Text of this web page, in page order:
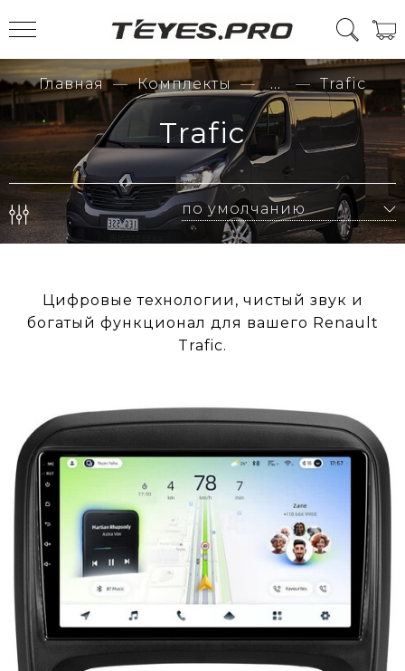
Главная Комплекты ... Trafic
Trafic
Цифровые технологии, чистый звук и
богатый функционал для вашего Renault
Trafic.